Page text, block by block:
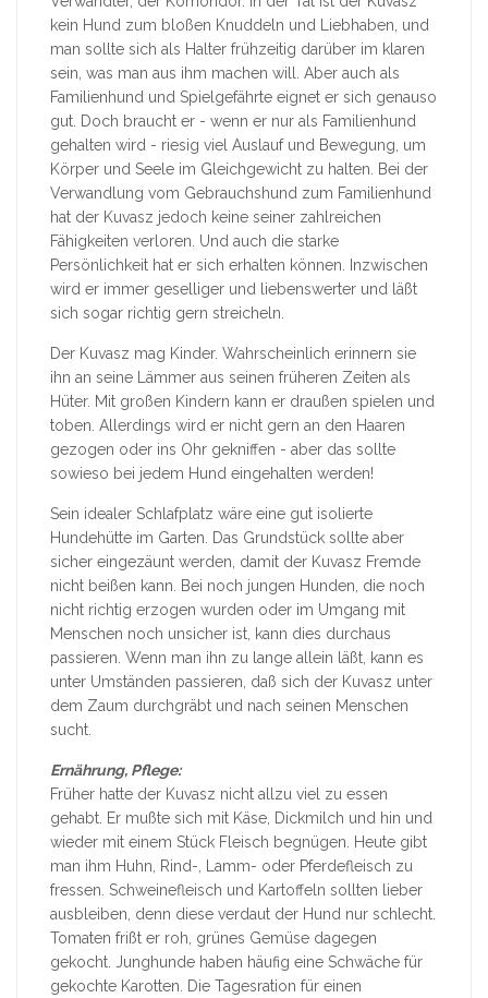
kein Hund zum bloßen Knuddeln und Liebhaben, und
man sollte sich als Halter frühzeitig darüber im klaren
sein, was man aus ihm machen will. Aber auch als
Familienhund und Spielgefährte eignet er sich genauso
gut. Doch braucht er - wenn er nur als Familienhund
gehalten wird - riesig viel Auslauf und Bewegung, um
Körper und Seele im Gleichgewicht zu halten. Bei der
Verwandlung vom Gebrauchshund zum Familienhund
hat der Kuvasz jedoch keine seiner zahlreichen
Fähigkeiten verloren. Und auch die starke
Persönlichkeit hat er sich erhalten können. Inzwischen
wird er immer geselliger und liebenswerter und läßt
sich sogar richtig gern streicheln.
Der Kuvasz mag Kinder. Wahrscheinlich erinnern sie
ihn an seine Lämmer aus seinen früheren Zeiten als
Hüter. Mit großen Kindern kann er draußen spielen und
toben. Allerdings wird er nicht gern an den Haaren
gezogen oder ins Ohr gekniffen - aber das sollte
sowieso bei jedem Hund eingehalten werden!
Sein idealer Schlafplatz wäre eine gut isolierte
Hundehütte im Garten. Das Grundstück sollte aber
sicher eingezäunt werden, damit der Kuvasz Fremde
nicht beißen kann. Bei noch jungen Hunden, die noch
nicht richtig erzogen wurden oder im Umgang mit
Menschen noch unsicher ist, kann dies durchaus
passieren. Wenn man ihn zu lange allein läßt, kann es
unter Umständen passieren, daß sich der Kuvasz unter
dem Zaum durchgräbt und nach seinen Menschen
sucht.
Ernährung, Pflege:
Früher hatte der Kuvasz nicht allzu viel zu essen
gehabt. Er mußte sich mit Käse, Dickmilch und hin und
wieder mit einem Stück Fleisch begnügen. Heute gibt
man ihm Huhn, Rind-, Lamm- oder Pferdefleisch zu
fressen. Schweinefleisch und Kartoffeln sollten lieber
ausbleiben, denn diese verdaut der Hund nur schlecht.
Tomaten frißt er roh, grünes Gemüse dagegen
gekocht. Junghunde haben häufig eine Schwäche für
gekochte Karotten. Die Tagesration für einen